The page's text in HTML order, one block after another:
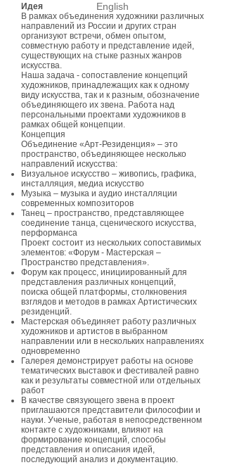
English
Идея
В рамках объединения художники различных
направлений из России и других стран
организуют встречи, обмен опытом,
совместную работу и представление идей,
существующих на стыке разных жанров
искусства.
Наша задача - сопоставление концепций
художников, принадлежащих как к одному
виду искусства, так и к разным, обозначение
объединяющего их звена. Работа над
персональными проектами художников в
рамках общей концепции.
Концепция
Объединение «Арт-Резиденция» – это
пространство, объединяющее несколько
направлений искусства:
Визуальное искусство – живопись, графика,
инсталляция, медиа искусство
Музыка – музыка и аудио инсталляции
современных композиторов
Танец – пространство, представляющее
соединение танца, сценического искусства,
перформанса
Проект состоит из нескольких сопоставимых
элементов: «Форум - Мастерская –
Пространство представления».
Форум как процесс, инициированный для
представления различных концепций,
поиска общей платформы, столкновения
взглядов и методов в рамках Артистических
резиденций.
Мастерская объединяет работу различных
художников и артистов в выбранном
направлении или в нескольких направлениях
одновременно
Галерея демонстрирует работы на основе
тематических выставок и фестивалей равно
как и результаты совместной или отдельных
работ
В качестве связующего звена в проект
приглашаются представители философии и
науки. Ученые, работая в непосредственном
контакте с художниками, влияют на
формирование концепций, способы
представления и описания идей,
последующий анализ и документацию.